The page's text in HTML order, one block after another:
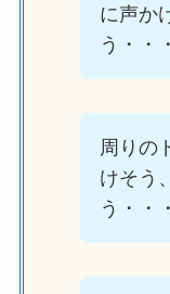
に声か
う・・・
周りの
けそう
う・・・